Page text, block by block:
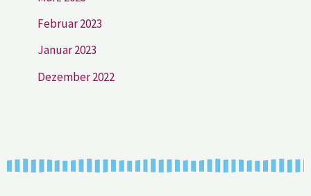
Februar 2023
Januar 2023
Dezember 2022